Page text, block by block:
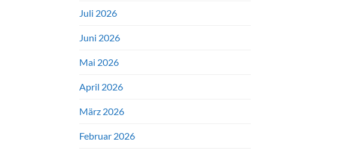
Juli 2026
Juni 2026
Mai 2026
April 2026
März 2026
Februar 2026